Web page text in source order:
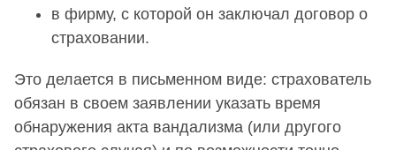
в фирму, с которой он заключал договор о
страховании.
Это делается в письменном виде: страхователь
обязан в своем заявлении указать время
обнаружения акта вандализма (или другого